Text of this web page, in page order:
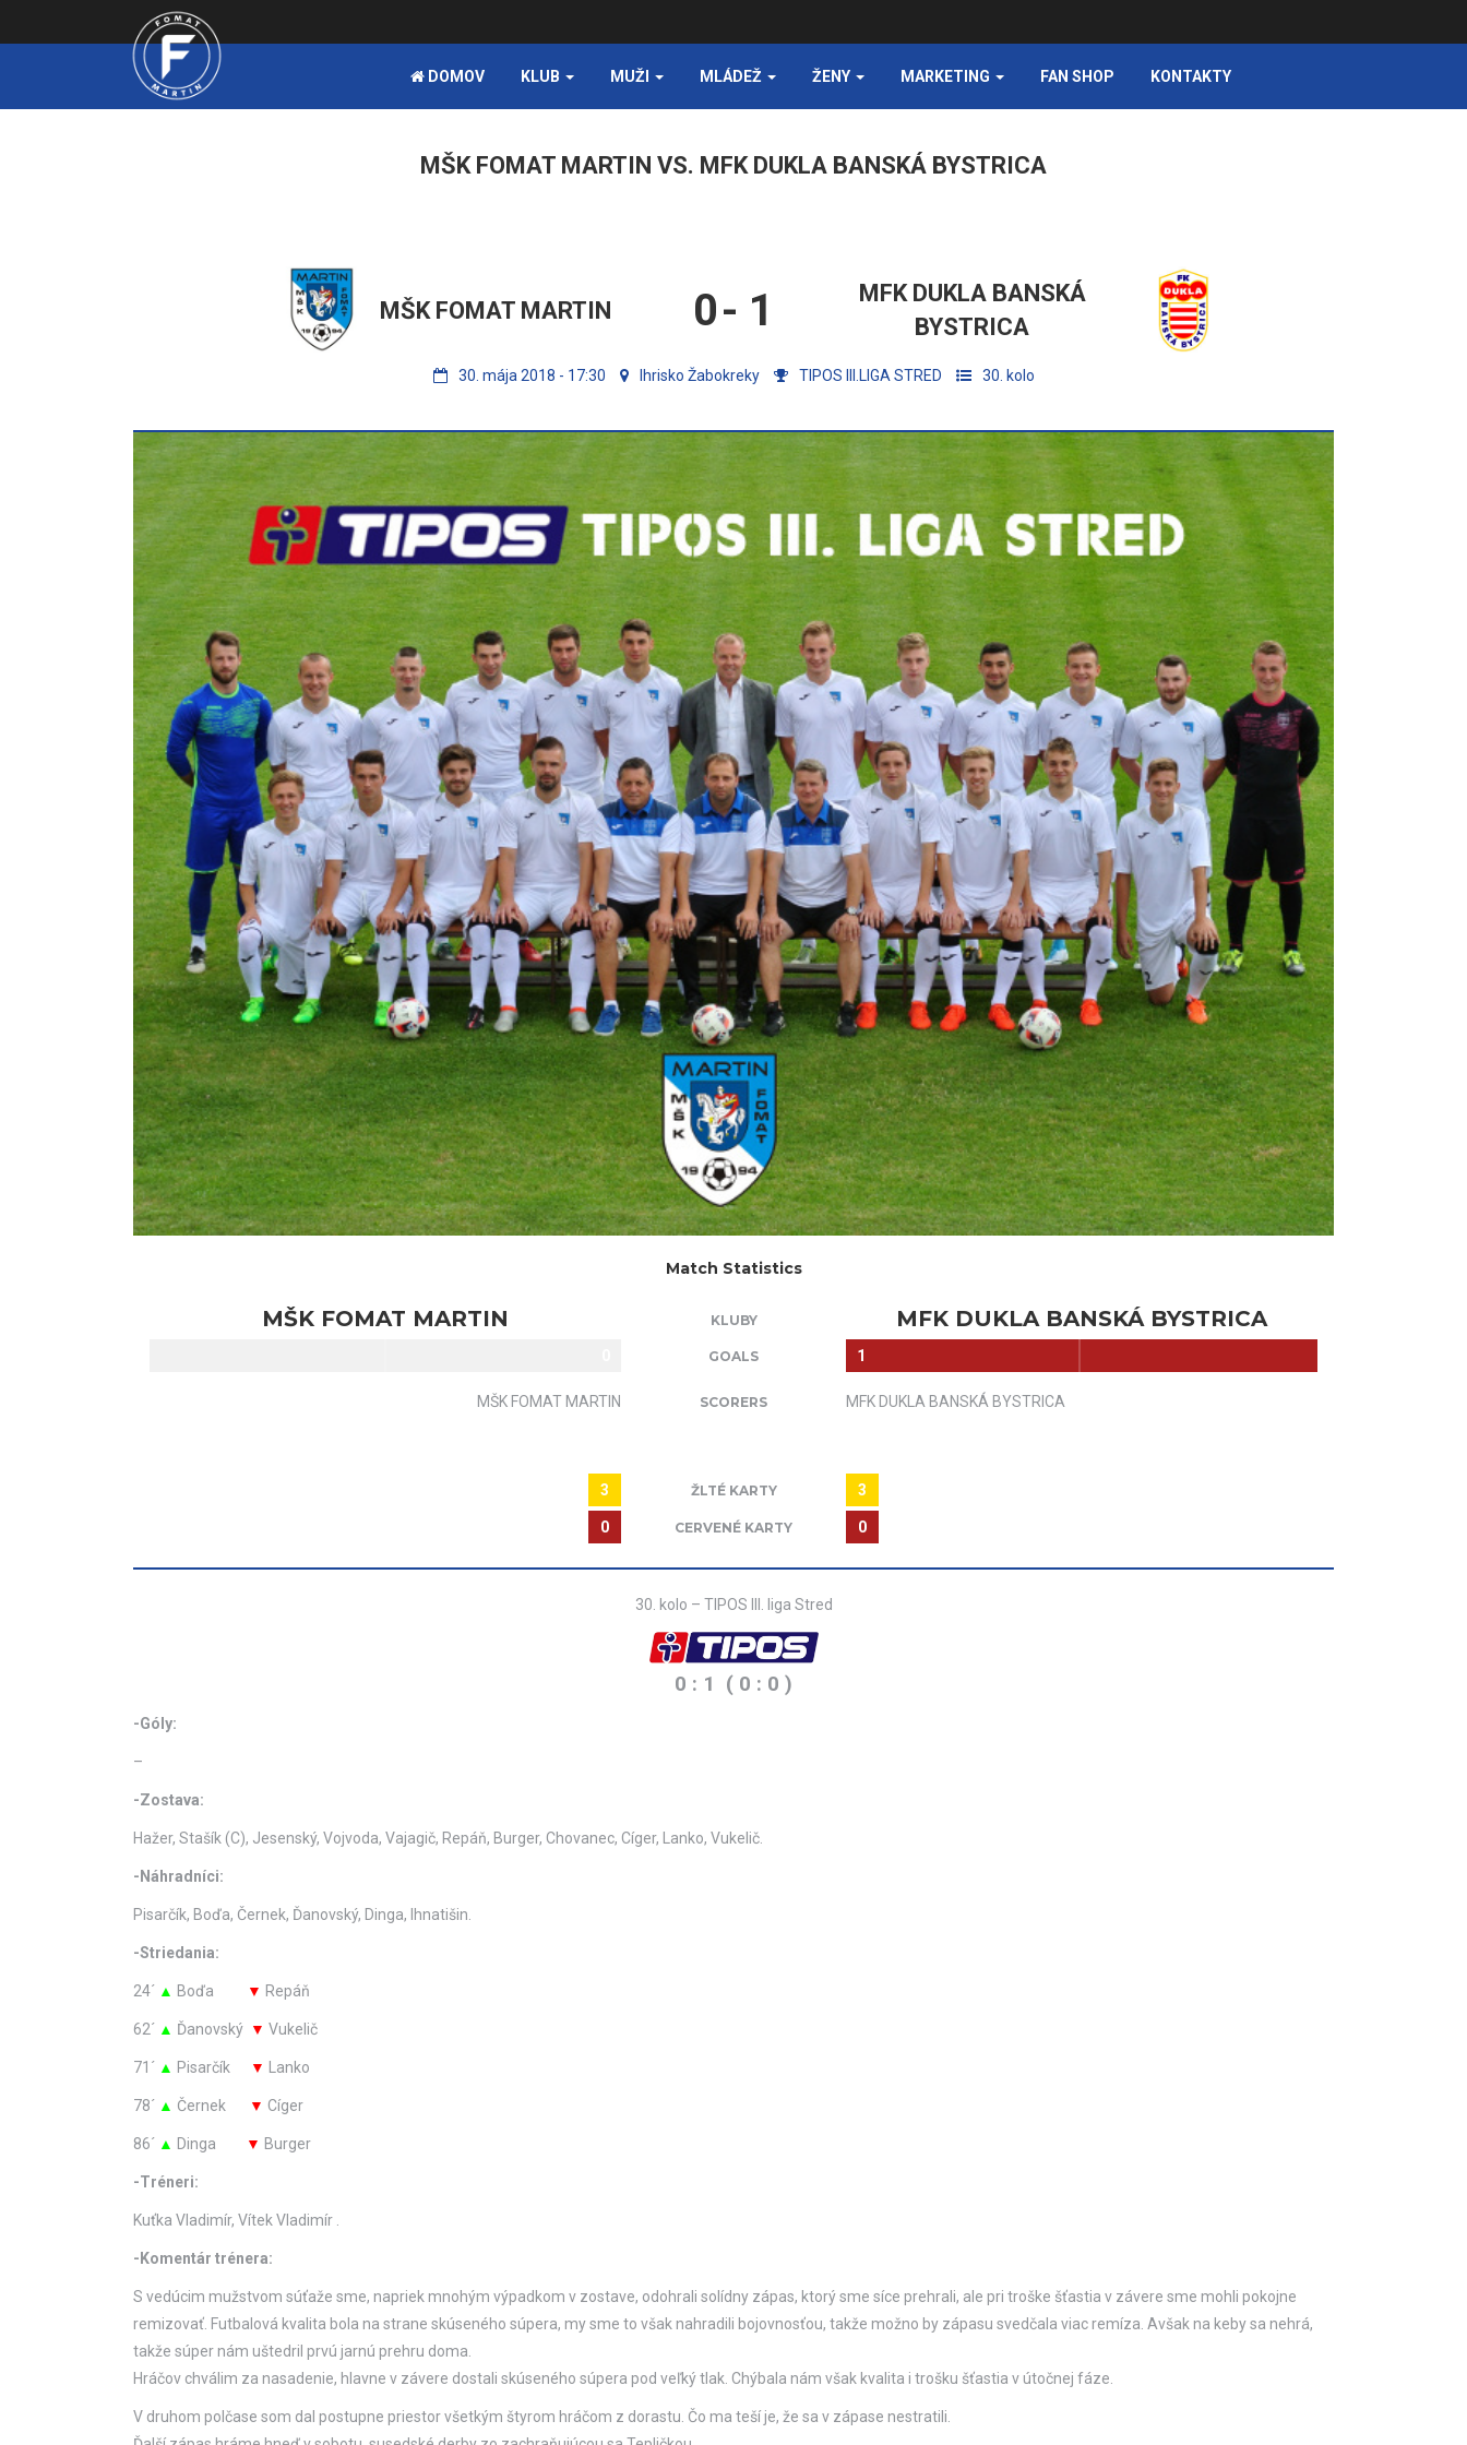
DOMOV KLUB MUŽI MLÁDEŽ ŽENY MARKETING FAN SHOP KONTAKTY
MŠK FOMAT MARTIN VS. MFK DUKLA BANSKÁ BYSTRICA
MŠK FOMAT MARTIN 0- 1
MFK DUKLA BANSKÁ
BYSTRICA
30. mája 2018 - 17:30 Ihrisko Žabokreky TIPOS III.LIGA STRED 30. kolo
Match Statistics
MŠK FOMAT MARTIN KLUBY MFK DUKLA BANSKÁ BYSTRICA
GOALS 1
MŠK FOMAT MARTIN SCORERS MFK DUKLA BANSKÁ BYSTRICA
3 ŽLTÉ KARTY 3
0 CERVENÉ KARTY 0
30. kolo – TIPOS III. liga Stred
0 : 1 ( 0 : 0 )
-Góly:
–
-Zostava:
Hažer, Stašík (C), Jesenský, Vojvoda, Vajagič, Repáň, Burger, Chovanec, Cíger, Lanko, Vukelič.
-Náhradníci:
Pisarčík, Boďa, Černek, Ďanovský, Dinga, Ihnatišin.
-Striedania:
24´ ▲ Boďa ▼ Repáň
62´ ▲ Ďanovský ▼ Vukelič
71´ ▲ Pisarčík ▼ Lanko
78´ ▲ Černek ▼ Cíger
86´ ▲ Dinga ▼ Burger
-Tréneri:
Kuťka Vladimír, Vítek Vladimír .
-Komentár trénera:
S vedúcim mužstvom súťaže sme, napriek mnohým výpadkom v zostave, odohrali solídny zápas, ktorý sme síce prehrali, ale pri troške šťastia v závere sme mohli pokojne
remizovať. Futbalová kvalita bola na strane skúseného súpera, my sme to však nahradili bojovnosťou, takže možno by zápasu svedčala viac remíza. Avšak na keby sa nehrá,
takže súper nám uštedril prvú jarnú prehru doma.
Hráčov chválim za nasadenie, hlavne v závere dostali skúseného súpera pod veľký tlak. Chýbala nám však kvalita i trošku šťastia v útočnej fáze.
V druhom polčase som dal postupne priestor všetkým štyrom hráčom z dorastu. Čo ma teší je, že sa v zápase nestratili.